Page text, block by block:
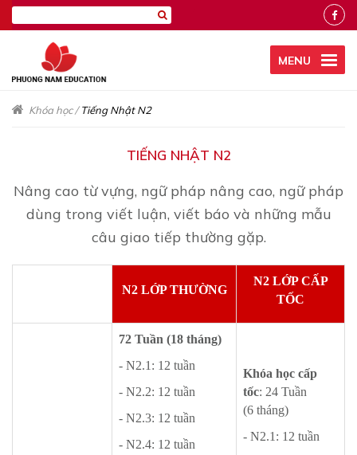
MENU
Khóa học/Tiếng Nhật N2
TIẾNG NHẬT N2
Nâng cao từ vựng, ngữ pháp nâng cao, ngữ pháp
dùng trong viết luận, viết báo và những mẫu
câu giao tiếp thường gặp.
N2 LỚP THƯỜNG
N2 LỚP CẤP
TỐC
72 Tuần (18 tháng)
- N2.1: 12 tuần
- N2.2: 12 tuần
- N2.3: 12 tuần
- N2.4: 12 tuần
Khóa học cấp
tốc: 24 Tuần
(6 tháng)
- N2.1: 12 tuần